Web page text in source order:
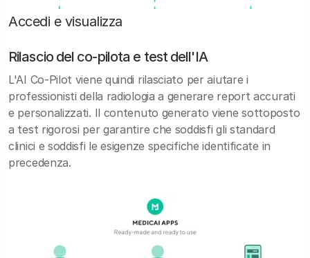
Accedi e visualizza
Rilascio del co-pilota e test dell'IA
L'AI Co-Pilot viene quindi rilasciato per aiutare i
professionisti della radiologia a generare report accurati
e personalizzati. Il contenuto generato viene sottoposto
a test rigorosi per garantire che soddisfi gli standard
clinici e soddisfi le esigenze specifiche identificate in
precedenza.